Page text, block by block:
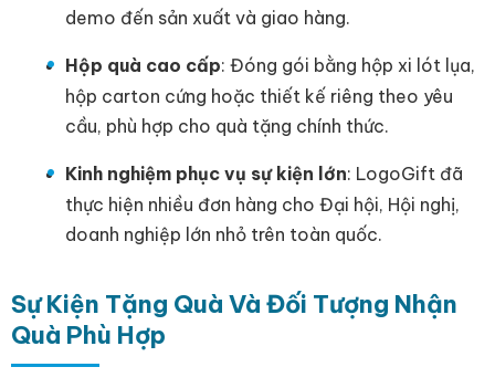
demo đến sản xuất và giao hàng.
Hộp quà cao cấp: Đóng gói bằng hộp xi lót lụa,
hộp carton cứng hoặc thiết kế riêng theo yêu
cầu, phù hợp cho quà tặng chính thức.
Kinh nghiệm phục vụ sự kiện lớn: LogoGift đã
thực hiện nhiều đơn hàng cho Đại hội, Hội nghị,
doanh nghiệp lớn nhỏ trên toàn quốc.
Sự Kiện Tặng Quà Và Đối Tượng Nhận
Quà Phù Hợp